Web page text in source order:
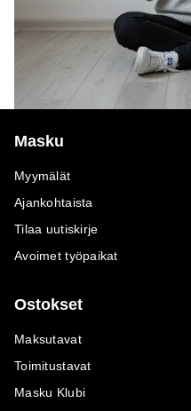
Masku
Myymälät
Ajankohtaista
Tilaa uutiskirje
Avoimet työpaikat
Ostokset
Maksutavat
Toimitustavat
Masku Klubi